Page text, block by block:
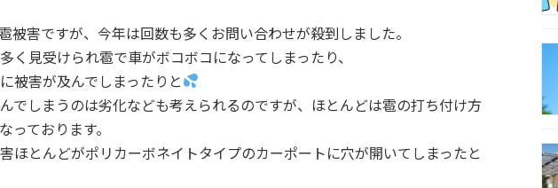
被害ですが、今年は回数も多くお問い合わせが殺到しました。
く見受けられ雹で車がボコボコになってしまったり、
被害が及んでしまったりと
でしまうのは劣化なども考えられるのですが、ほとんどは雹の打ち付け方
っております。
ほとんどがポリカーボネイトタイプのカーポートに穴が開いてしまったと